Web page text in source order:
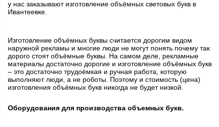
у нас заказывают изготовление объёмных световых букв в
Ивантеевке.
Изготовление объёмных буквы считается дорогим видом
наружной рекламы и многие люди не могут понять почему так
дорого стоят объёмные буквы. На самом деле, рекламные
материалы достаточно дорогие и изготовление объёмных букв
– это достаточно трудоёмкая и ручная работа, которую
выполняют люди, а не роботы. Поэтому и стоимость (цена)
изготовления объёмных букв никогда не будет низкой.
Оборудования для производства объемных букв.